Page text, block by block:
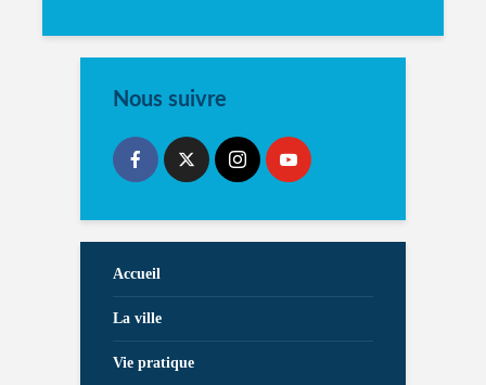
Nous suivre
Accueil
La ville
Vie pratique